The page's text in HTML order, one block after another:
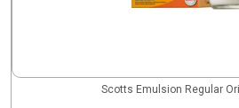
Scotts Emulsion Regular